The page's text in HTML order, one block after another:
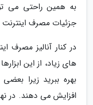
به همین راحتی می
جزئیات مصرف
در کنار آنالیز مصرف
های زیاد، از این
بهره ببرید زیرا
افزایش می دهند. در